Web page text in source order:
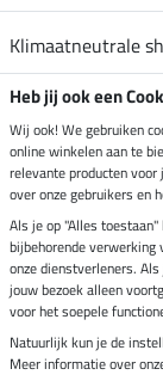
elkaar in
Klimaatneutrale
Verzending per
Veilig betalen met
Heb jij ook een
Wij ook! We gebruiken
online winkelen aan te
relevante producten
over onze gebruikers en
Als je op "Alles
bijbehorende verwerking
onze dienstverleners.
jouw bezoek alleen
voor het soepele
Natuurlijk kun je de
Meer informatie over